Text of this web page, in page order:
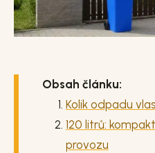
Obsah článku:
Kolik odpadu
120 litrů:
provozu